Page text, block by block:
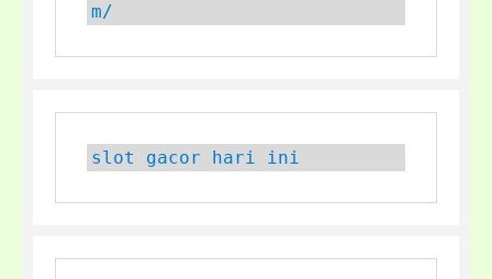
m/
slot gacor hari ini